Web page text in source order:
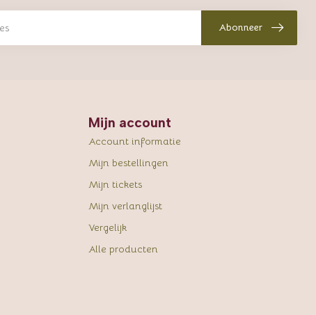
Abonneer
Mijn account
Account informatie
Mijn bestellingen
Mijn tickets
Mijn verlanglijst
Vergelijk
Alle producten